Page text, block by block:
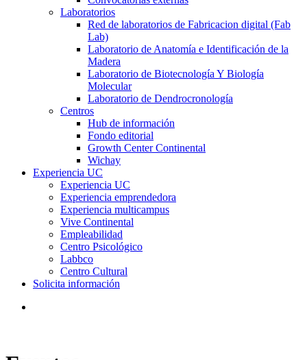
Laboratorios
Red de laboratorios de Fabricacion digital (Fab
Lab)
Laboratorio de Anatomía e Identificación de la
Madera
Laboratorio de Biotecnología Y Biología
Molecular
Laboratorio de Dendrocronología
Centros
Hub de información
Fondo editorial
Growth Center Continental
Wichay
Experiencia UC
Experiencia UC
Experiencia emprendedora
Experiencia multicampus
Vive Continental
Empleabilidad
Centro Psicológico
Labbco
Centro Cultural
Solicita información